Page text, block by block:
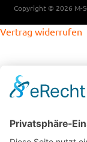
Copyright © 2026 M-
Vertrag widerrufen